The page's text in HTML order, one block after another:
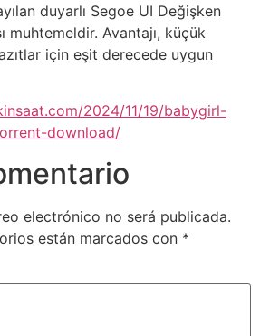
duyarlı Segoe UI Değişken
muhtemeldir. Avantajı, küçük
için eşit derecede uygun
2024/11/19/babygirl-
download/
electrónico no será publicada.
están marcados con *